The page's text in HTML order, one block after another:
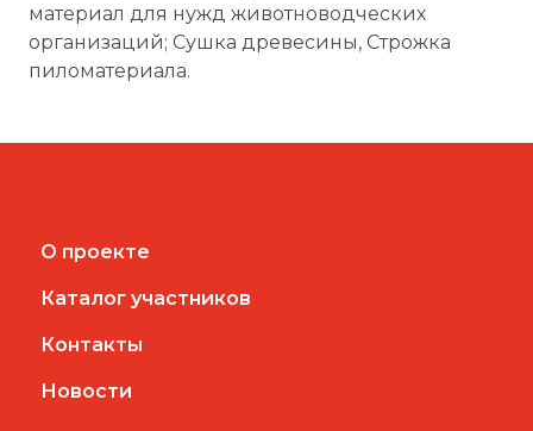
материал для нужд животноводческих
организаций; Сушка древесины, Строжка
пиломатериала.
О проекте
Каталог участников
Контакты
Новости